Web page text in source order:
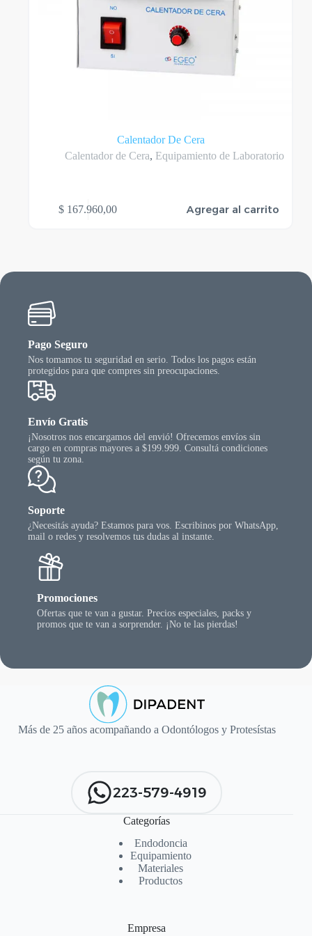
Calentador De Cera
Calentador de Cera, Equipamiento de Laboratorio
$ 167.960,00 Agregar al carrito
Pago Seguro
Nos tomamos tu seguridad en serio. Todos los pagos están
protegidos para que compres sin preocupaciones.
Envío Gratis
¡Nosotros nos encargamos del envió! Ofrecemos envíos sin
cargo en compras mayores a $199.999. Consultá condiciones
según tu zona.
Soporte
¿Necesitás ayuda? Estamos para vos. Escribinos por WhatsApp,
mail o redes y resolvemos tus dudas al instante.
Promociones
Ofertas que te van a gustar. Precios especiales, packs y
promos que te van a sorprender. ¡No te las pierdas!
Más de 25 años acompañando a Odontólogos y Protesístas
223-579-4919
Categorías
Endodoncia
Equipamiento
Materiales
Productos
Empresa